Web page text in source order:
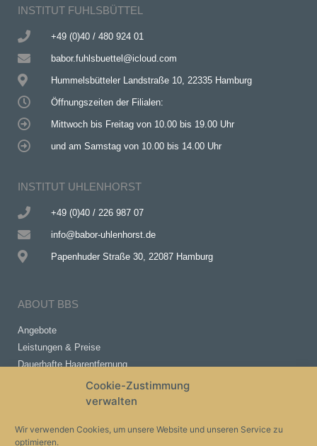
Cookie-Zustimmung
verwalten
Wir verwenden Cookies, um unsere Website und unseren Service zu
optimieren.
INSTITUT FUHLSBÜTTEL
+49 (0)40 / 480 924 01
babor.fuhlsbuettel@icloud.com
Hummelsbütteler Landstraße 10, 22335 Hamburg
Öffnungszeiten der Filialen:
Mittwoch bis Freitag von 10.00 bis 19.00 Uhr
und am Samstag von 10.00 bis 14.00 Uhr
INSTITUT UHLENHORST
+49 (0)40 / 226 987 07
info@babor-uhlenhorst.de
Papenhuder Straße 30, 22087 Hamburg
ABOUT BBS
Angebote
Leistungen & Preise
Dauerhafte Haarentfernung
Direkte Produktbestellung
SERVICE BBS